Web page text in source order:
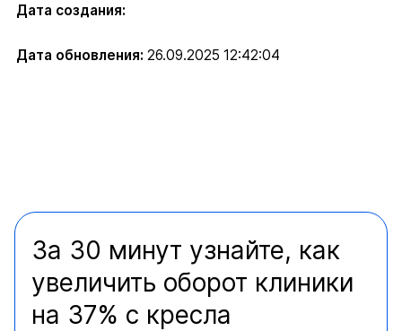
Дата создания:
Дата обновления: 26.09.2025 12:42:04
За 30 минут узнайте, как
увеличить оборот клиники
на 37% с кресла